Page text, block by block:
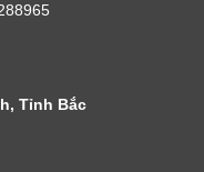
Tỉnh Bắc